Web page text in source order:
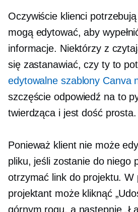
Oczywiście klienci
mogą edytować, aby
informacje. Niektórzy z
się zastanawiać, czy ty to
edytowalne szablony Canva
szczęście odpowiedź na to
twierdząca i jest dość prosta.
Ponieważ klient nie może
pliku, jeśli zostanie do niego
otrzymać link do projektu. W
projektant może kliknąć
górnym rogu, a następnie